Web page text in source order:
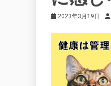
2023年3月19日